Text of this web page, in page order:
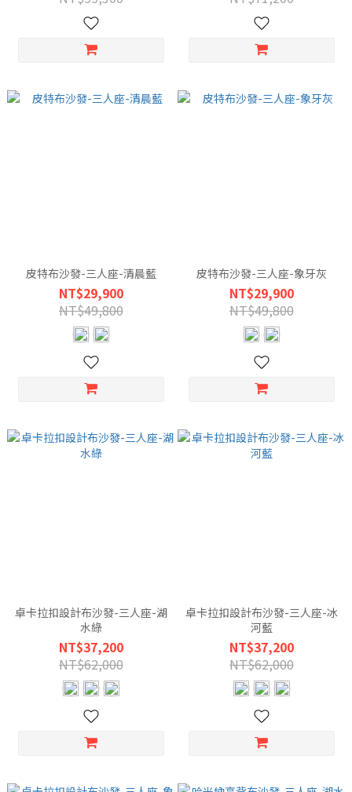
皮特布沙發-三人座-清晨藍
NT$29,900
NT$49,800
皮特布沙發-三人座-象牙灰
NT$29,900
NT$49,800
卓卡拉扣設計布沙發-三人座-湖
水綠
NT$37,200
NT$62,000
卓卡拉扣設計布沙發-三人座-冰
河藍
NT$37,200
NT$62,000